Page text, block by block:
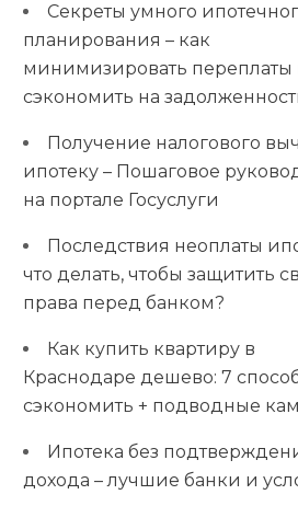
Секреты умного
планирования – как
минимизировать переплаты
сэкономить на
Получение налогового
ипотеку – Пошаговое
на портале Госуслуги
Последствия неоплаты
что делать, чтобы защитить
права перед банком?
Как купить квартиру в
Краснодаре дешево: 7
сэкономить + подводные
Ипотека без
дохода – лучшие банки и